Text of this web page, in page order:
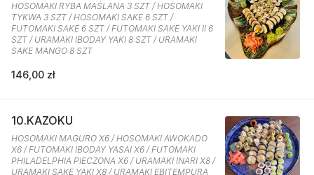
HOSOMAKI RYBA MAŚLANA 3 SZT / HOSOMAKI
TYKWA 3 SZT / HOSOMAKI SAKE 6 SZT /
FUTOMAKI SAKE 6 SZT / FUTOMAKI SAKE YAKI II 6
SZT / URAMAKI IBODAY YAKI 8 SZT / URAMAKI
SAKE MANGO 8 SZT
146,00 zł
10.KAZOKU
HOSOMAKI MAGURO X6 / HOSOMAKI AWOKADO
X6 / FUTOMAKI IBODAY YASAI X6 / FUTOMAKI
PHILADELPHIA PIECZONA X6 / URAMAKI INARI X8 /
URAMAKI SAKE YAKI X8 / URAMAKI EBITEMPURA